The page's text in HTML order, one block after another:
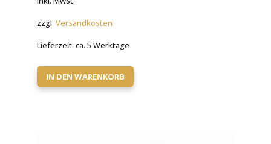
zzgl. Versandkosten
Lieferzeit: ca. 5 Werktage
IN DEN WARENKORB